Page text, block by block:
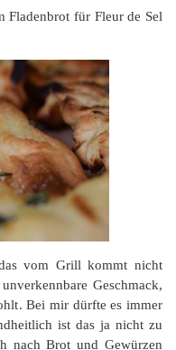
Fladenbrot für Fleur de Sel
vom Grill kommt nicht
Geschmack,
Bei mir dürfte es immer
ist das ja nicht zu
nach Brot und Gewürzen